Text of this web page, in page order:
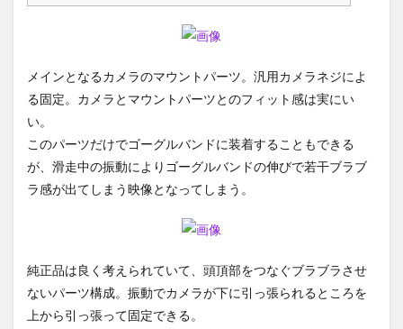
メインとなるカメラのマウントパーツ。汎用カメラネジによ
る固定。カメラとマウントパーツとのフィット感は実にい
い。
このパーツだけでゴーグルバンドに装着することもできる
が、滑走中の振動によりゴーグルバンドの伸びで若干ブラブ
ラ感が出てしまう映像となってしまう。
純正品は良く考えられていて、頭頂部をつなぐブラブラさせ
ないパーツ構成。振動でカメラが下に引っ張られるところを
上から引っ張って固定できる。